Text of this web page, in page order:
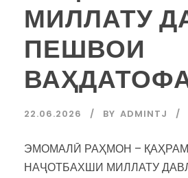
МИЛЛАТУ
ПЕШВОИ
22.06.2026 BY ADMINTJ
ЭМОМАЛӢ РАҲМОН –
НАҶОТБАХШИ МИЛЛАТУ